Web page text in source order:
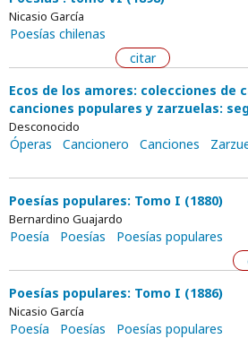
Nicasio García
Poesías chilenas
citar
Ecos de los amores: colecciones de
canciones populares y zarzuelas:
Desconocido
Óperas Cancionero Canciones
Poesías populares: Tomo I (1880)
Bernardino Guajardo
Poesía Poesías
Poesías populares
Poesías populares: Tomo I (1886)
Nicasio García
Poesía Poesías
Poesías populares